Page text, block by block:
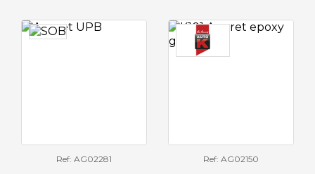
Ref: AG02281 Ref: AG02150